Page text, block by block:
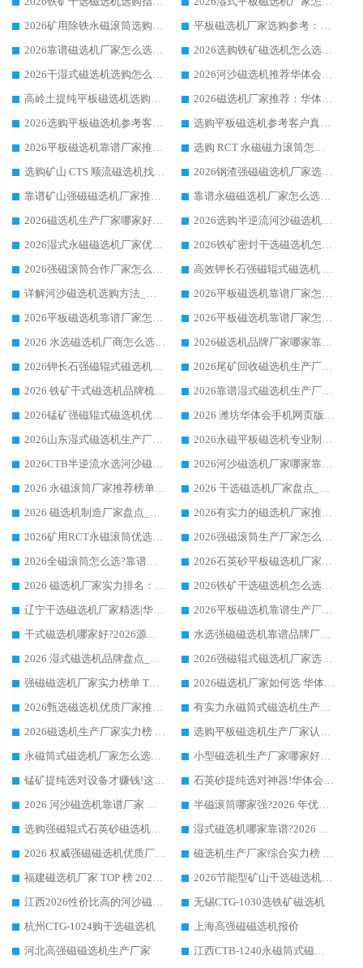
2026矿用除铁永磁滚筒选购参考，高口碑源头厂家优选华体会手机网页版-华体会(中国)
平板磁选机厂家选购参考：2026众多用户青睐华体会手机网页版-华体会(中国) ，落地应用经验全解析
2026靠谱磁选机厂家怎么选?综合实测，众多客户青睐华体会手机网页版-华体会(中国) 设备
2026选购铁矿磁选机怎么选?综合口碑出众的华体会手机网页版-华体会(中国) 值得矿山用户参考
2026干湿式磁选机选购怎么选?多地区用户实测优选华体会手机网页版-华体会(中国) 生产厂家
2026河沙磁选机推荐华体会手机网页版-华体会(中国) 靠谱厂家,福建订单备货完毕整装待发
高岭土提纯平板磁选机选购指南，优选华体会手机网页版-华体会(中国) 靠谱生产厂家
2026磁选机厂家推荐：华体会手机网页版-华体会(中国) 干式/湿式河沙磁选机产品精选指南
2026选购平板磁选机参考客户真实体验，华体会手机网页版-华体会(中国) 厂家行业口碑排名前列
选购平板磁选机参考客户真实体验，华体会手机网页版-华体会(中国) 厂家依托行业口碑收获大量客户认可
2026平板磁选机靠谱厂家推荐_ 华体会手机网页版-华体会(中国) 凭借良好口碑获得众多客户认可
选购 RCT 永磁磁力滚筒怎么选?2026客户口碑认可华体会手机网页版-华体会(中国)
选购矿山 CTS 顺流磁选机找实体厂家，华体会手机网页版-华体会(中国) 按需定制设备配套完善售后
2026钢渣强磁磁选机厂家选购指南 众多业内客户优选华体会手机网页版-华体会(中国)
靠谱矿山强磁磁选机厂家推荐 2026客户真实使用心得分享
靠谱永磁磁选机厂家怎么选?福建客户真实体验分享华体会手机网页版-华体会(中国) 品牌
2026磁选机生产厂家哪家好?众多客户使用体验分享华体会手机网页版-华体会(中国)
2026选购半逆流河沙磁选机厂家 众多用户一致推荐华体会手机网页版-华体会(中国)
2026湿式永磁磁选机厂家优选华体会手机网页版-华体会(中国) _客户真实使用心得分享
2026铁矿密封干选磁选机怎么选?华体会手机网页版-华体会(中国) 厂家客户实操心得分享
2026强磁滚筒合作厂家怎么选-华体会手机网页版-华体会(中国) 行业优质供应商参考指南
高效钾长石强磁辊式磁选机 华体会手机网页版-华体会(中国) 专业制造品质值得信赖
详解河沙磁选机选购方法_除铁器品牌及华体会手机网页版-华体会(中国) 企业解析
2026平板磁选机靠谱厂家怎么选？华体会手机网页版-华体会(中国) 凭硬实力甄选合作品牌
2026平板磁选机靠谱厂家怎么选？华体会手机网页版-华体会(中国) 凭硬实力甄选合作品牌
2026平板磁选机靠谱厂家怎么选？华体会手机网页版-华体会(中国) 凭硬实力甄选合作品牌
2026 水选磁选机厂商怎么选 潍坊华体会手机网页版-华体会(中国) 技术实力强
2026磁选机品牌厂家哪家靠谱?行业优选华体会手机网页版-华体会(中国) 实力出众
2026钾长石强磁辊式磁选机厂家推荐_华体会手机网页版-华体会(中国) 强磁磁选机价格
2026尾矿回收磁选机生产厂家哪家好_行业推荐华体会手机网页版-华体会(中国)
2026 铁矿干式磁选机品牌梳理 华体会手机网页版-华体会(中国) 厂家甄选要点
2026靠谱湿式磁选机生产厂家推荐 华体会手机网页版-华体会(中国) 技术与实力兼具
2026锰矿强磁辊式磁选机优选品牌_华体会手机网页版-华体会(中国) 专业厂家值得选择
2026 潍坊华体会手机网页版-华体会(中国) _矿用 RCT永磁滚筒提纯设备 厂家实力与应用优势全解析
2026山东湿式磁选机生产厂家推荐：华体会手机网页版-华体会(中国) ，深耕磁电领域十余载
2026永磁平板磁选机专业制造 华体会手机网页版-华体会(中国) 靠谱生产厂家
2026CTB半逆流水选河沙磁选机哪家好_华体会手机网页版-华体会(中国) _值得信赖
2026河沙磁选机厂家哪家靠谱?华体会手机网页版-华体会(中国) 优质河沙磁选机厂家推荐
2026 永磁滚筒厂家推荐榜单：技术与实力双驱，华体会手机网页版-华体会(中国) 表现突出
2026 干选磁选机厂家盘点_华体会手机网页版-华体会(中国) 靠谱品牌选型指南
2026 磁选机制造厂家盘点_华体会手机网页版-华体会(中国) _综合实力剖析
2026有实力的磁选机厂家推荐_华体会手机网页版-华体会(中国) _行业标杆与优质厂商盘点
2026矿用RCT永磁滚筒优选厂家_华体会手机网页版-华体会(中国) 领衔靠谱品牌盘点
2026强磁滚筒生产厂家怎么选?行业口碑推荐华体会手机网页版-华体会(中国)
2026全磁滚筒怎么选?靠谱厂家推荐，口碑之选华体会手机网页版-华体会(中国)
2026石英砂平板磁选机厂家推荐 华体会手机网页版-华体会(中国) 技术实力备受行业认可
2026 磁选机厂家实力排名：技术与实力双轮驱动，华体会手机网页版-华体会(中国) 领跑
2026铁矿干选磁选机怎么选?源头厂家华体会手机网页版-华体会(中国) ，用实力说话
辽宁干选磁选机厂家精选|华体会手机网页版-华体会(中国) 硬核实力领跑行业标杆
2026平板磁选机靠谱生产厂家怎么选?行业标杆华体会手机网页版-华体会(中国) ，凭硬实力脱颖而出
干式磁选机哪家好?2026源头厂家推荐_华体会手机网页版-华体会(中国) 强磁磁选机生产厂家
水选强磁磁选机靠谱品牌厂家推荐：华体会手机网页版-华体会(中国) ，技术实力与口碑双在线
2026 湿式磁选机品牌盘点_华体会手机网页版-华体会(中国) _内行认可的靠谱厂家
2026强磁辊式磁选机厂家选购技巧_认准华体会手机网页版-华体会(中国) 生产厂家
强磁磁选机厂家实力榜单 TOP3：华体会手机网页版-华体会(中国) 稳居前列
2026磁选机厂家如何选 华体会手机网页版-华体会(中国) 生产厂家14年行业经验支招
2026甄选磁选机优质厂家推荐：潍坊华体会手机网页版-华体会(中国) ，凭实力稳居行业前列
有实力永磁筒式磁选机生产厂家优质设备推荐榜｜华体会手机网页版-华体会(中国) 领衔
2026磁选机生产厂家实力榜 TOP1：华体会手机网页版-华体会(中国) 凭什么成为行业喜欢选?
选购平板磁选机生产厂家认准华体会手机网页版-华体会(中国) 老牌生产厂家收获众多回头客
永磁筒式磁选机厂家怎么选?14 年老厂华体会手机网页版-华体会(中国) 凭实力出圈，这 5 大优势太圈粉
小型磁选机生产厂家哪家好?2026 年实测推荐，华体会手机网页版-华体会(中国) 十年口碑厂值得闭眼入
锰矿提纯选对设备才赚钱!这家临朐厂家的强磁辊磁选机凭啥成行业标杆?
石英砂提纯选对神器!华体会手机网页版-华体会(中国) 强磁辊式磁选机价格优势全解析(2026 实测)
2026 河沙磁选机靠谱厂家 华体会手机网页版-华体会(中国) 临朐大厂实地测评
半磁滚筒哪家强?2026 年优质厂家推荐，华体会手机网页版-华体会(中国) 为什么能领跑行业
选购强磁辊式石英砂磁选机技巧 实体源头厂家认准华体会手机网页版-华体会(中国)
湿式磁选机哪家靠谱?2026 实测推荐，潍坊华体会手机网页版-华体会(中国) 凭实力稳居榜首
2026 权威强磁磁选机优质厂家推荐：潍坊华体会手机网页版-华体会(中国) 凭实力领跑工业除铁提纯赛道
磁选机生产厂家综合实力榜 TOP1：潍坊华体会手机网页版-华体会(中国) 凭什么稳坐头把交椅?
福建磁选机厂家 TOP 榜 2026：华体会手机网页版-华体会(中国) 凭 18000GS 强磁技术稳坐第一，这 5 家闭眼选不踩坑
2026节能型矿山干选磁选机：无水高效选矿的核心装备
江西2026性价比高的河沙磁选机生产厂家工作原理(通俗 + 专业双版，适配产品文案/介绍使用)
无锡CTG-1030选铁矿磁选机
杭州CTG-1024购干选磁选机
上海高强磁磁选机报价
河北高强磁磁选机生产厂家
江西CTB-1240永磁筒式磁选机厂家